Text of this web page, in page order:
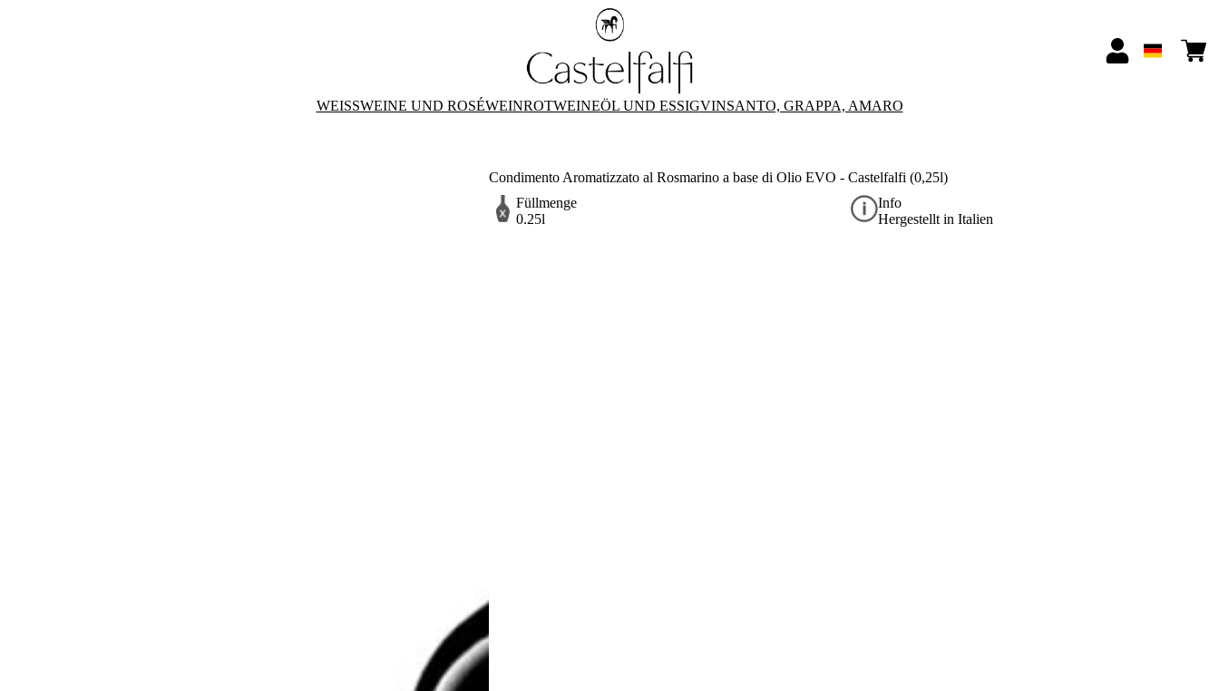
WEISSWEINE UND ROSÉWEINROTWEINEÖL UND ESSIGVINSANTO, GRAPPA, AMARO
Condimento Aromatizzato al Rosmarino a base di Olio EVO - Castelfalfi (0,25l)
Füllmenge
0.25l
Info
Hergestellt in Italien